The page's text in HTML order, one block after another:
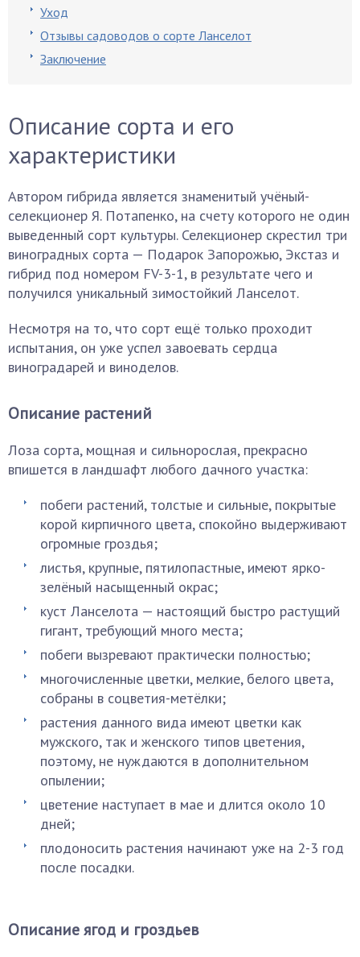
Уход
Отзывы садоводов о сорте Ланселот
Заключение
Описание сорта и его
характеристики
Автором гибрида является знаменитый учёный-
селекционер Я. Потапенко, на счету которого не один
выведенный сорт культуры. Селекционер скрестил три
виноградных сорта — Подарок Запорожью, Экстаз и
гибрид под номером FV-3-1, в результате чего и
получился уникальный зимостойкий Ланселот.
Несмотря на то, что сорт ещё только проходит
испытания, он уже успел завоевать сердца
виноградарей и виноделов.
Описание растений
Лоза сорта, мощная и сильнорослая, прекрасно
впишется в ландшафт любого дачного участка:
побеги растений, толстые и сильные, покрытые
корой кирпичного цвета, спокойно выдерживают
огромные гроздья;
листья, крупные, пятилопастные, имеют ярко-
зелёный насыщенный окрас;
куст Ланселота — настоящий быстро растущий
гигант, требующий много места;
побеги вызревают практически полностью;
многочисленные цветки, мелкие, белого цвета,
собраны в соцветия-метёлки;
растения данного вида имеют цветки как
мужского, так и женского типов цветения,
поэтому, не нуждаются в дополнительном
опылении;
цветение наступает в мае и длится около 10
дней;
плодоносить растения начинают уже на 2-3 год
после посадки.
Описание ягод и гроздьев